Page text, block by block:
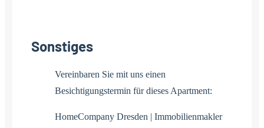
Sonstiges
Vereinbaren Sie mit uns einen
Besichtigungstermin für dieses Apartment:
HomeCompany Dresden | Immobilienmakler